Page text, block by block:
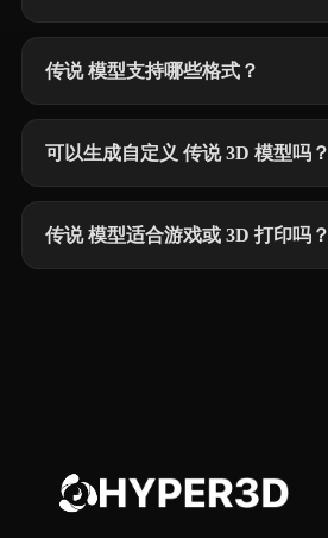
传说 模型支持哪些格式？
可以生成自定义 传说 3D 模型吗？
传说 模型适合游戏或 3D 打印吗？